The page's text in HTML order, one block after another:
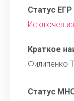
Статус ЕГР
Исключен
Краткое
Филипенко
Статус